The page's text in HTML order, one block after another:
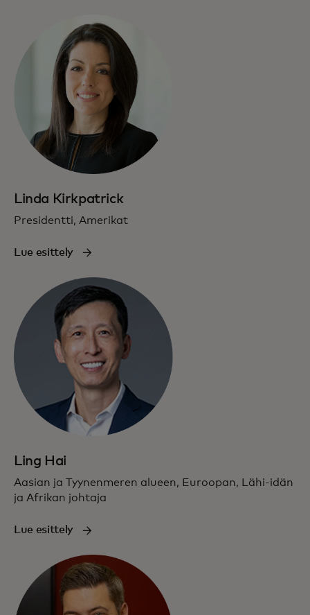
Linda Kirkpatrick
Presidentti, Amerikat
Lue esittely
Ling Hai
Aasian ja Tyynenmeren alueen, Euroopan, Lähi-idän
ja Afrikan johtaja
Lue esittely